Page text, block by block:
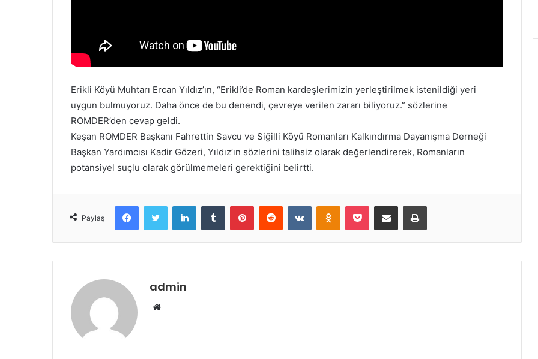
Erikli Köyü Muhtarı Ercan Yıldız’ın, “Erikli’de Roman kardeşlerimizin yerleştirilmek istenildiği yeri
uygun bulmuyoruz. Daha önce de bu denendi, çevreye verilen zararı biliyoruz.” sözlerine
ROMDER’den cevap geldi.
Keşan ROMDER Başkanı Fahrettin Savcu ve Siğilli Köyü Romanları Kalkındırma Dayanışma Derneği
Başkan Yardımcısı Kadir Gözeri, Yıldız’ın sözlerini talihsiz olarak değerlendirerek, Romanların
potansiyel suçlu olarak görülmemeleri gerektiğini belirtti.
Paylaş
admin